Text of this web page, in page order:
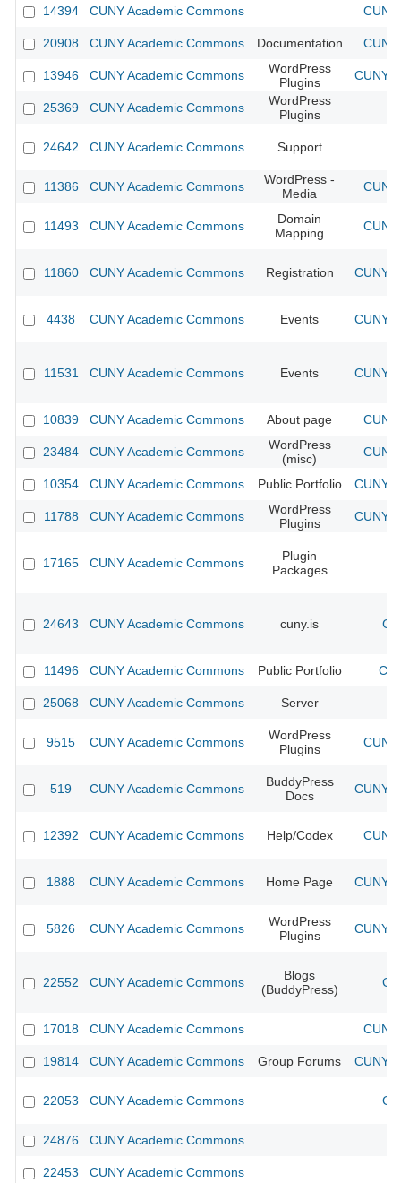
14394 CUNY Academic Commons
20908 CUNY Academic Commons Documentation
13946 CUNY Academic Commons
WordPress
Plugins
CUNY
25369 CUNY Academic Commons
WordPress
Plugins
24642 CUNY Academic Commons Support
11386 CUNY Academic Commons
WordPress -
Media
11493 CUNY Academic Commons
Domain
Mapping
11860 CUNY Academic Commons Registration CUNY
4438 CUNY Academic Commons Events CUNY
11531 CUNY Academic Commons Events CUNY
10839 CUNY Academic Commons About page
23484 CUNY Academic Commons
WordPress
(misc)
10354 CUNY Academic Commons Public Portfolio CUNY
11788 CUNY Academic Commons
WordPress
Plugins
CUNY
17165 CUNY Academic Commons
Plugin
Packages
24643 CUNY Academic Commons cuny.is
11496 CUNY Academic Commons Public Portfolio
25068 CUNY Academic Commons Server
9515 CUNY Academic Commons
WordPress
Plugins
519 CUNY Academic Commons
BuddyPress
Docs
CUNY
12392 CUNY Academic Commons Help/Codex
1888 CUNY Academic Commons Home Page CUNY
5826 CUNY Academic Commons
WordPress
Plugins
CUNY
22552 CUNY Academic Commons
Blogs
(BuddyPress)
17018 CUNY Academic Commons
19814 CUNY Academic Commons Group Forums CUNY
22053 CUNY Academic Commons
24876 CUNY Academic Commons
22453 CUNY Academic Commons